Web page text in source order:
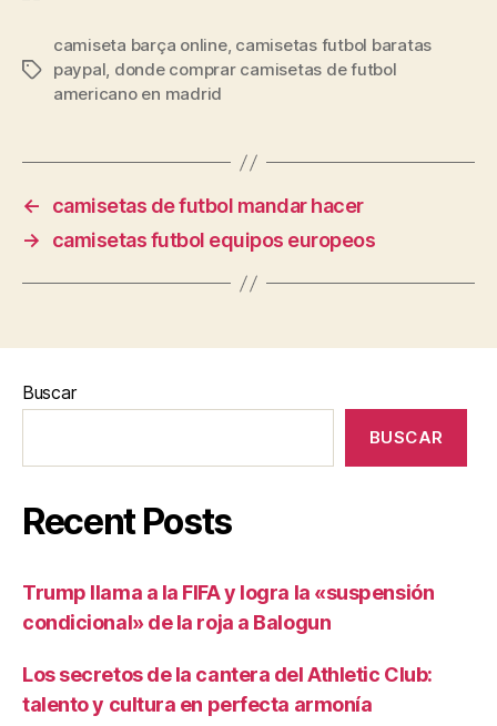
Etiquetas
camiseta barça online, camisetas futbol baratas
paypal, donde comprar camisetas de futbol
americano en madrid
←
camisetas de futbol mandar hacer
→
camisetas futbol equipos europeos
Buscar
BUSCAR
Recent Posts
Trump llama a la FIFA y logra la «suspensión
condicional» de la roja a Balogun
Los secretos de la cantera del Athletic Club:
talento y cultura en perfecta armonía